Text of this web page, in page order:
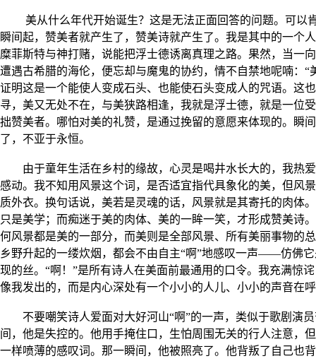
美从什么年代开始诞生？这是无法正面回答的问题。可以
瞬间起，赞美者就产生了，赞美诗就产生了。我是其中的一个
糜菲斯特与神打赌，说能把浮士德诱离真理之路。果然，当一
遭遇古希腊的海伦，便忘却与魔鬼的协约，情不自禁地呢喃：“
证明这是一个能使人变成石头、也能使石头变成人的咒语。这
寻，美又无处不在，与美狭路相逢，我就是浮士德，就是一位
拙赞美者。哪怕对美的礼赞，是通过挽留的意愿来体现的。瞬
了，不亚于永恒。
由于童年生活在乡村的缘故，心灵是喝井水长大的，我热
感动。我不知用风景这个词，是否适宜指代具象化的美，但风
质外衣。换句话说，美若是灵魂的话，风景就是其寄托的肉体
只是美学；而痴迷于美的肉体、美的一眸一笑，才形成赞美诗
何风景都是美的一部分，而美则是全部风景、所有美丽事物的
乡野升起的一缕炊烟，都会不由自主“啊”地感叹一声——仿佛
现的丝。“啊！”是所有诗人在美面前最通用的口令。我充满惊
像我发出的，而是内心深处有一个小小的人儿、小小的声音在
不要嘲笑诗人爱面对大好河山“啊”的一声，类似于歌剧演
间，他是失控的。他用手掩住口，生怕周围无关的行人注意，
一样喷薄的感叹词。那一瞬间，他被照亮了。他背叛了自己也